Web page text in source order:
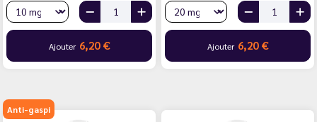
Ajouter 6,20 € Ajouter 6,20 €
Anti-gaspi